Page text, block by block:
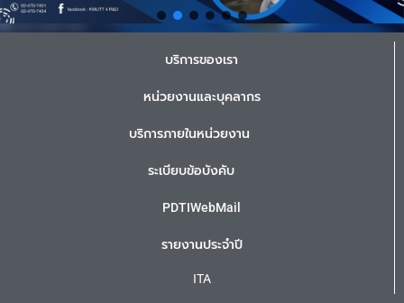
บริการของเรา
หน่วยงานและบุคลากร
บริการภายในหน่วยงาน
ระเบียบข้อบังคับ
PDTIWebMail
รายงานประจำปี
ITA